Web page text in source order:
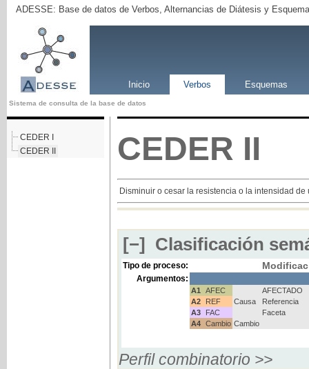
ADESSE: Base de datos de Verbos, Alternancias de Diátesis y
Inicio Verbos Esquemas
Sistema de consulta de la base de datos
CEDER I
CEDER II
CEDER II
Disminuir o cesar la resistencia o la intensidad de
[−] Clasificación
Tipo de proceso:
Argumentos:
A1 AFEC
AFECTADO
A2
REF Causa
Referencia
A3
FAC
Faceta
A4 Cambio Cambio
Perfil combinatorio >>